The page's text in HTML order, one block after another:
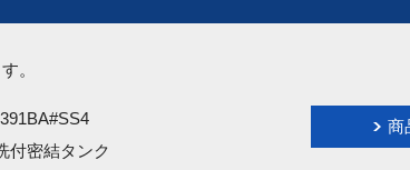
。
付密結タンク
商